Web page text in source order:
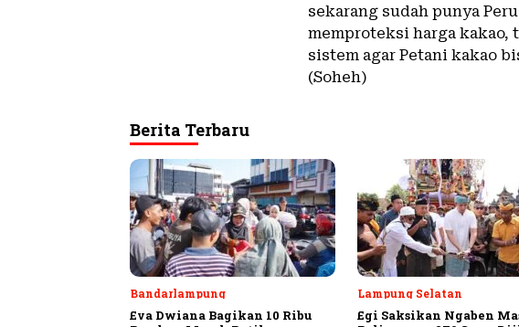
sekarang sudah punya
memproteksi harga kakao,
sistem agar Petani kakao
(Soheh)
Berita Terbaru
Bandarlampung
Eva Dwiana Bagikan 10 Ribu
Lampung Selatan
Egi Saksikan Ngaben